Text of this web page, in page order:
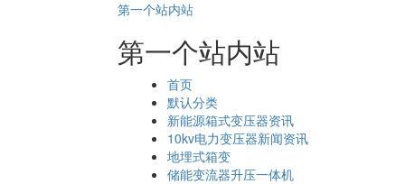
第一个站内站
第一个站内站
首页
默认分类
新能源箱式变压器资讯
10kv电力变压器新闻资讯
地埋式箱变
储能变流器升压一体机